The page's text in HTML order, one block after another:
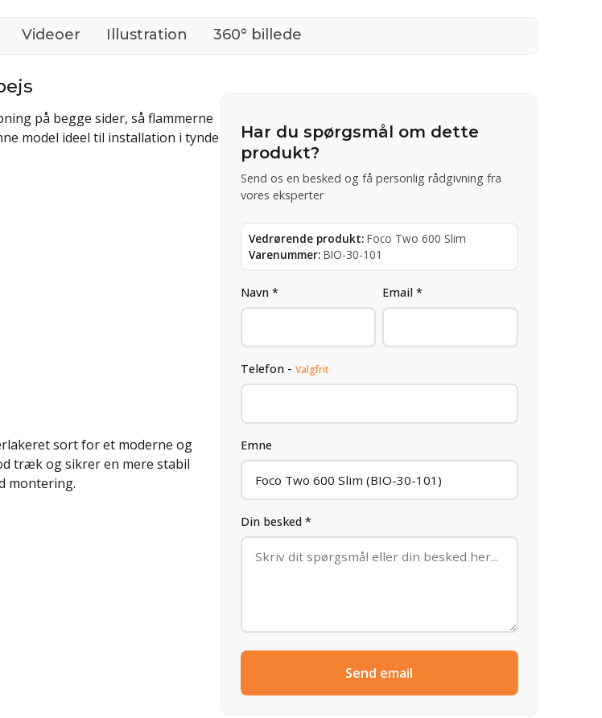
Videoer Illustration 360° billede
på begge sider, så flammerne
model ideel til installation i tynde
sort for et moderne og
træk og sikrer en mere stabil
montering.
Har du spørgsmål om dette
produkt?
Send os en besked og få personlig rådgivning fra
vores eksperter
Vedrørende produkt: Foco Two 600 Slim
Varenummer: BIO-30-101
Navn * Email *
Telefon - Valgfrit
Emne
Din besked *
Send email